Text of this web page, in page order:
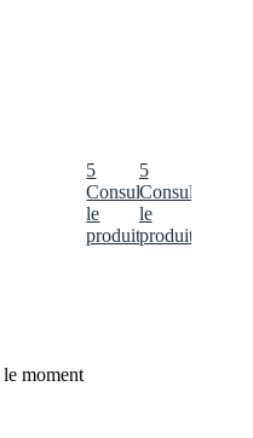
5
Consulter
le
produit
5
Consulter
le
produit
moment